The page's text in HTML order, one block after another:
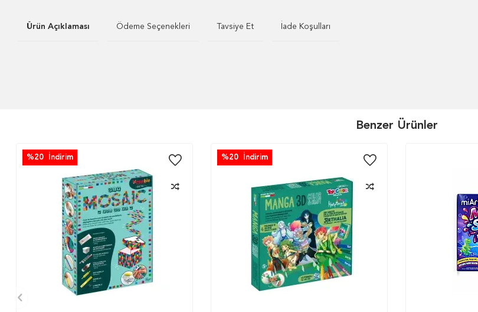
Ürün Açıklaması Ödeme Seçenekleri Tavsiye Et İade Koşulları
Benzer Ürünler
%20 İndirim %20 İndirim